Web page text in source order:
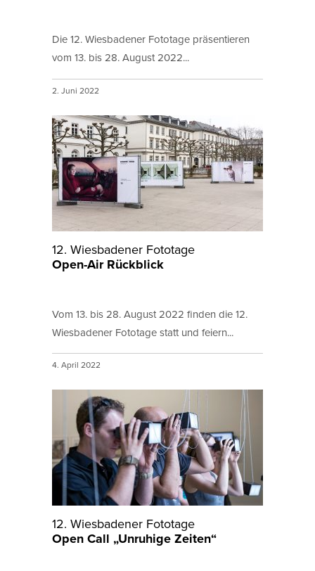
Die 12. Wiesbadener Fototage präsentieren
vom 13. bis 28. August 2022...
2. Juni 2022
12. Wiesbadener Fototage
Open-Air Rückblick
Vom 13. bis 28. August 2022 finden die 12.
Wiesbadener Fototage statt und feiern...
4. April 2022
12. Wiesbadener Fototage
Open Call „Unruhige Zeiten“